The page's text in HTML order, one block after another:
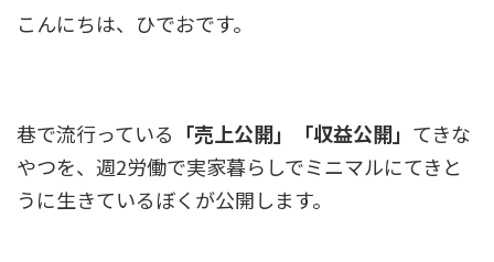
こんにちは、ひでおです。
巷で流行っている 「売上公開」「収益公開」 てきな
やつを、週2労働で実家暮らしでミニマルにてきと
うに生きているぼくが公開します。